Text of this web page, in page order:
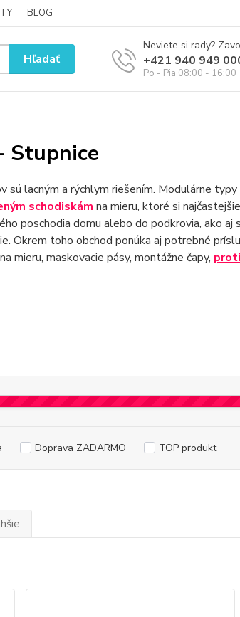
BLOG
Hľadať
Neviete si rady?
+421 940 949
Po - Pia 08:00 - 16:00
Stupnice
sú lacným a rýchlym riešením. Modulárne
schodiskám na mieru, ktoré si
poschodia domu alebo do podkrovia, ako aj
Okrem toho obchod ponúka aj potrebné
mieru, maskovacie pásy, montážne čapy,
Doprava ZADARMO TOP produkt